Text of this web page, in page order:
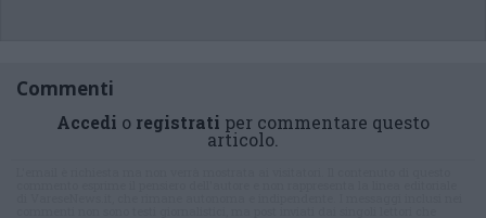
Commenti
Accedi o registrati per commentare questo
articolo.